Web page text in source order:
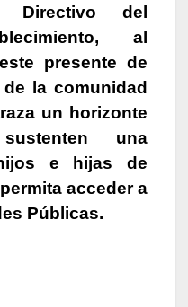
del
al
presente de
la comunidad
un horizonte
una
e hijas de
acceder a
Públicas.